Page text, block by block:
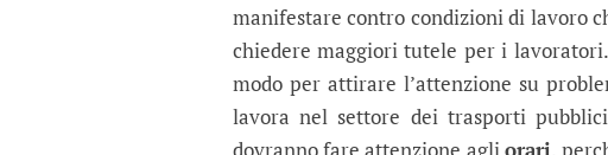
manifestare contro condizioni di lavoro
chiedere maggiori tutele per i
modo per attirare l’attenzione su
lavora nel settore dei trasporti